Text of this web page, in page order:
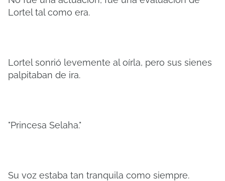
Lortel tal como era.
Lortel sonrió levemente al oírla, pero sus sienes
palpitaban de ira.
"Princesa Selaha."
Su voz estaba tan tranquila como siempre.